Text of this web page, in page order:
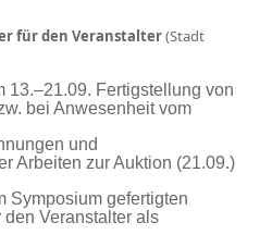
für den Veranstalter(Stadt
13.–21.09. Fertigstellung von
bei Anwesenheit vom
und
Arbeiten zur Auktion (21.09.)
Symposium gefertigten
Veranstalter als